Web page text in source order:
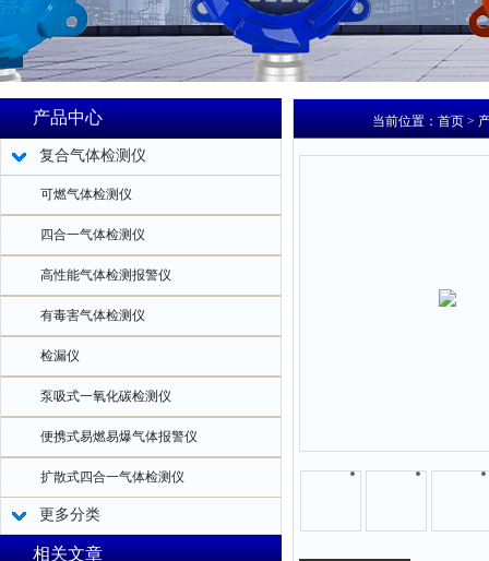
产品中心
复合气体检测仪
可燃气体检测仪
四合一气体检测仪
高性能气体检测报警仪
有毒害气体检测仪
检漏仪
泵吸式一氧化碳检测仪
便携式易燃易爆气体报警仪
扩散式四合一气体检测仪
更多分类
相关文章
当前位置：首页>